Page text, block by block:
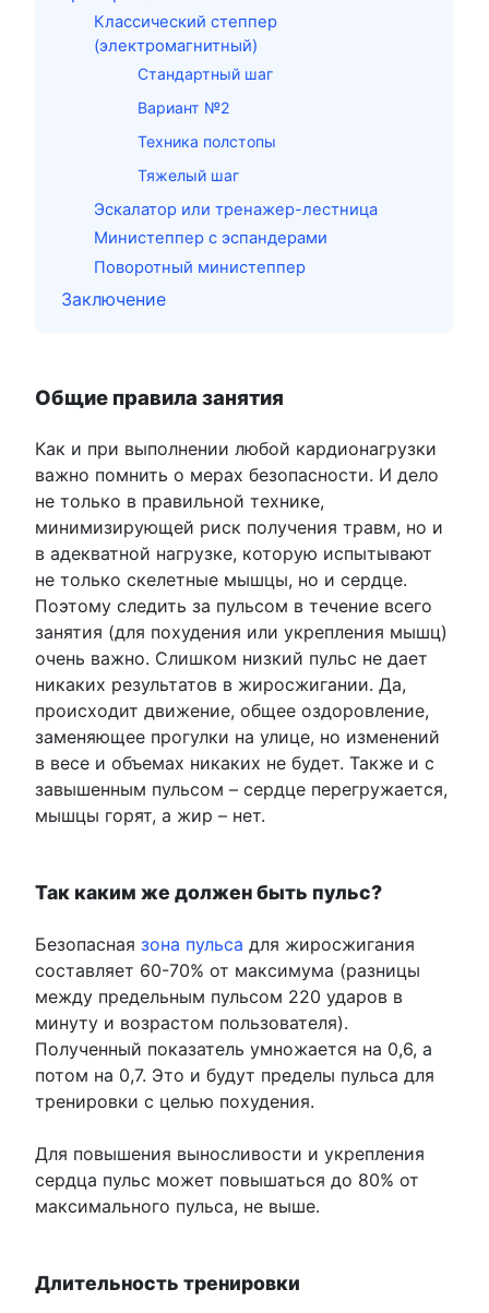
Классический степпер
(электромагнитный)
Стандартный шаг
Вариант №2
Техника полстопы
Тяжелый шаг
Эскалатор или тренажер-лестница
Министеппер с эспандерами
Поворотный министеппер
Заключение
Общие правила занятия
Как и при выполнении любой кардионагрузки
важно помнить о мерах безопасности. И дело
не только в правильной технике,
минимизирующей риск получения травм, но и
в адекватной нагрузке, которую испытывают
не только скелетные мышцы, но и сердце.
Поэтому следить за пульсом в течение всего
занятия (для похудения или укрепления мышц)
очень важно. Слишком низкий пульс не дает
никаких результатов в жиросжигании. Да,
происходит движение, общее оздоровление,
заменяющее прогулки на улице, но изменений
в весе и объемах никаких не будет. Также и с
завышенным пульсом – сердце перегружается,
мышцы горят, а жир – нет.
Так каким же должен быть пульс?
Безопасная зона пульса для жиросжигания
составляет 60-70% от максимума (разницы
между предельным пульсом 220 ударов в
минуту и возрастом пользователя).
Полученный показатель умножается на 0,6, а
потом на 0,7. Это и будут пределы пульса для
тренировки с целью похудения.
Для повышения выносливости и укрепления
сердца пульс может повышаться до 80% от
максимального пульса, не выше.
Длительность тренировки